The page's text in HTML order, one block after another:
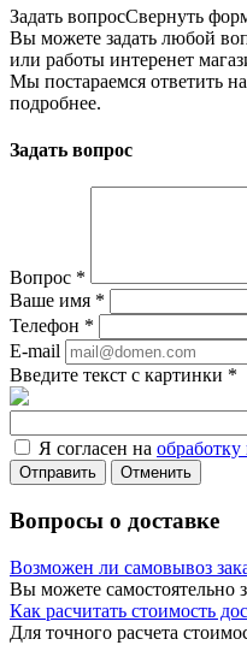
Задать вопросСвернуть
Вы можете задать любой
или работы интеренет
Мы постараемся ответить
подробнее.
Задать вопрос
Вопрос *
Ваше имя *
Телефон *
E-mail
Введите текст с картинки *
Я согласен на
Отменить
Вопросы о доставке
Возможен ли самовывоз
Вы можете самостоятельно
Как расчитать стоимость
Для точного расчета